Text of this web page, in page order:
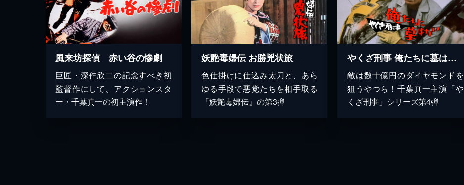
風来坊探偵 赤い谷の惨劇
巨匠・深作欣二の記念すべき初
監督作にして、アクションスタ
ー・千葉真一の初主演作！
妖艶毒婦伝 お勝兇状旅
色仕掛けに仕込み太刀と、あら
ゆる手段で悪党たちを相手取る
『妖艶毒婦伝』の第3弾
やくざ刑事 俺たちに墓はない
敵は数十億円のダイヤモンドを
狙うやつら！千葉真一主演「や
くざ刑事」シリーズ第4弾